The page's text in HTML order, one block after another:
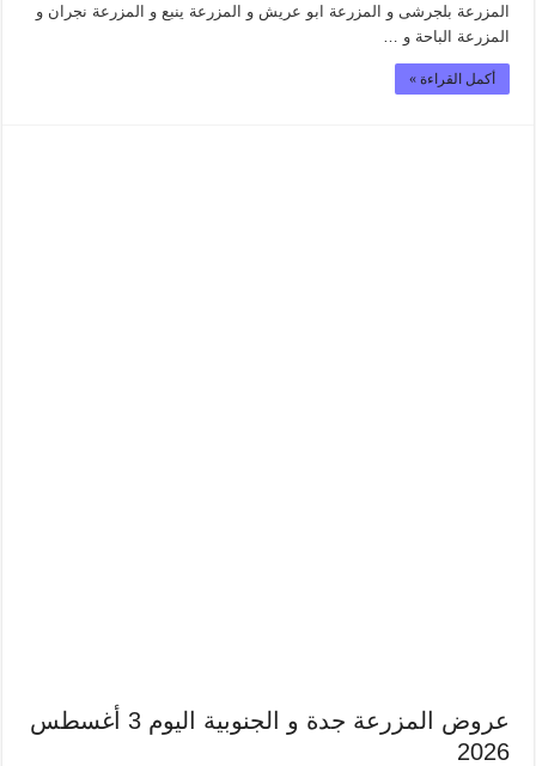
المزرعة بلجرشى و المزرعة ابو عريش و المزرعة ينبع و المزرعة نجران و
المزرعة الباحة و …
أكمل القراءة »
عروض المزرعة جدة و الجنوبية اليوم 3 أغسطس
2026